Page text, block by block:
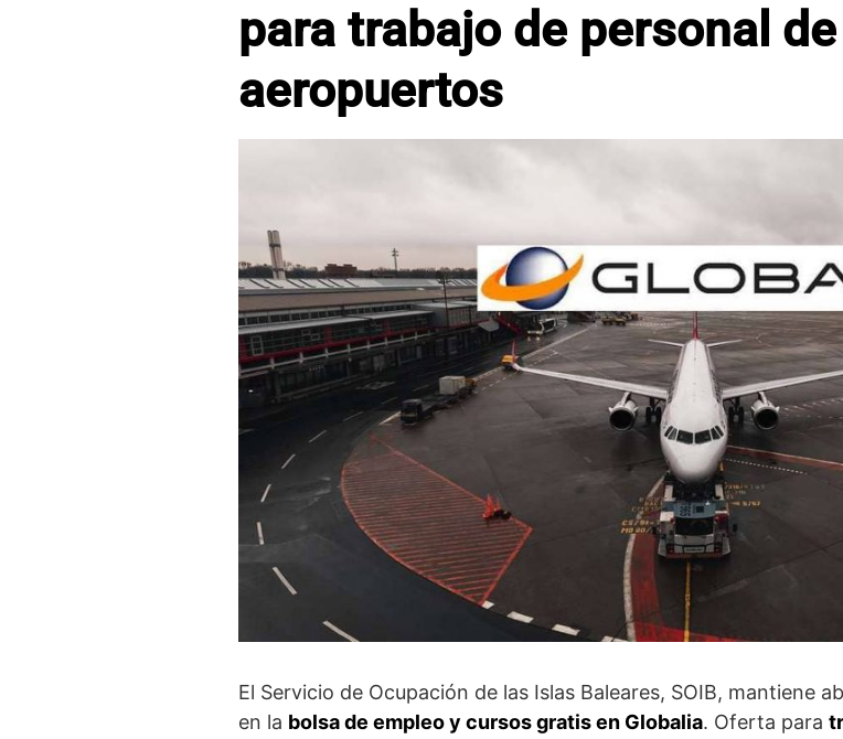
para trabajo de personal
aeropuertos
El Servicio de Ocupación de las Islas Baleares, SOIB, mantiene
en la bolsa de empleo y cursos gratis en Globalia. Oferta para